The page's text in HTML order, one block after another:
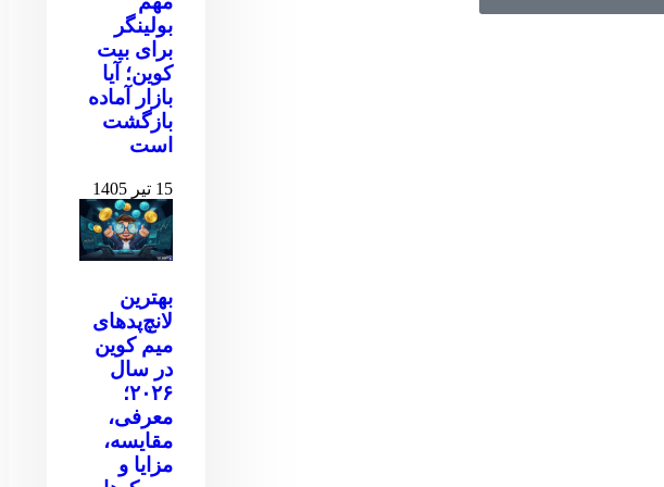
بولینگر
برای بیت
کوین‌‌؛ آیا
بازار آماده
بازگشت
است
15 تیر 1405
بهترین
لانچ‌پدهای
میم کوین
در سال
۲۰۲۶؛
معرفی،
مقایسه،
مزایا و